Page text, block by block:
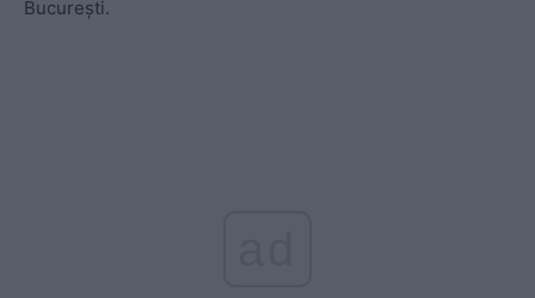
București.